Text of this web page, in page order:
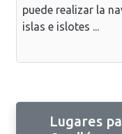
puede realizar la
islas e islotes ...
Lugares